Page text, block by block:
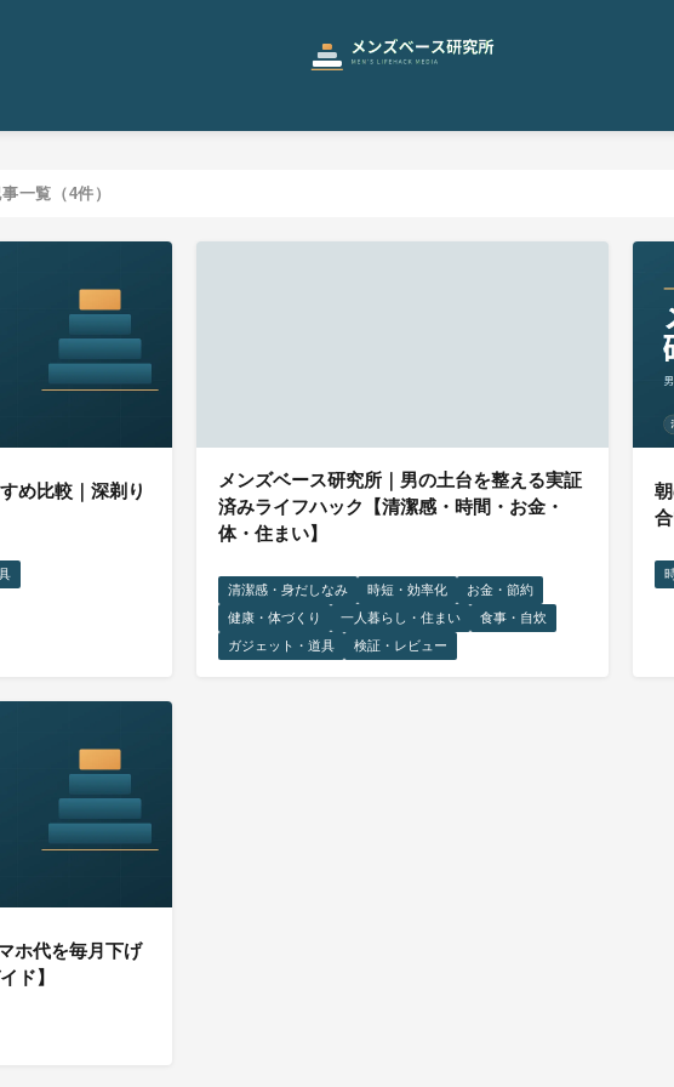
一覧（4件）
め比較｜深剃り
メンズベース研究所｜男の土台を整える実証
済みライフハック【清潔感・時間・お金・
体・住まい】
清潔感・身だしなみ 時短・効率化
お金・節約
健康・体づくり
一人暮らし・住まい
食事・自炊
ガジェット・道具
検証・レビュー
ホ代を毎月下げ
ド】